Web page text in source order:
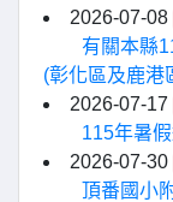
2026-07-08
有關本縣
(彰化區及鹿港
2026-07-17
115年暑
2026-07-30
頂番國小